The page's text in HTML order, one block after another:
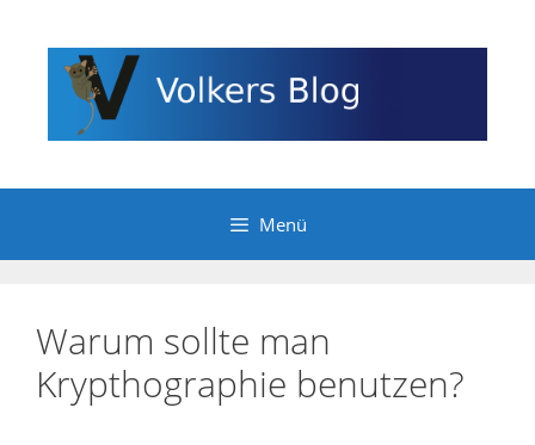
Inhalt
springen
Menü
Warum sollte man
Krypthographie benutzen?